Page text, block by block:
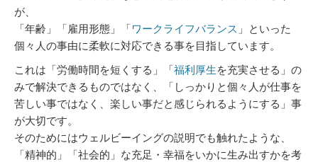
が、
「年齢」「雇用形態」「ワークライフバランス 」といった
個々人の事由に柔軟に対応できる事を目指しています。
これは「労働時間を短くする」「福利厚生を充実させる」の
みで解決できるものではなく、「しっかりと個々人が仕事を
苦しい事ではなく、楽しい事だと感じられるようにする」事
が大切です。
そのためにはウェルビーイングの説明でも触れたような、
「精神的」「社会的」な充足・幸福をいかに生み出すかを考